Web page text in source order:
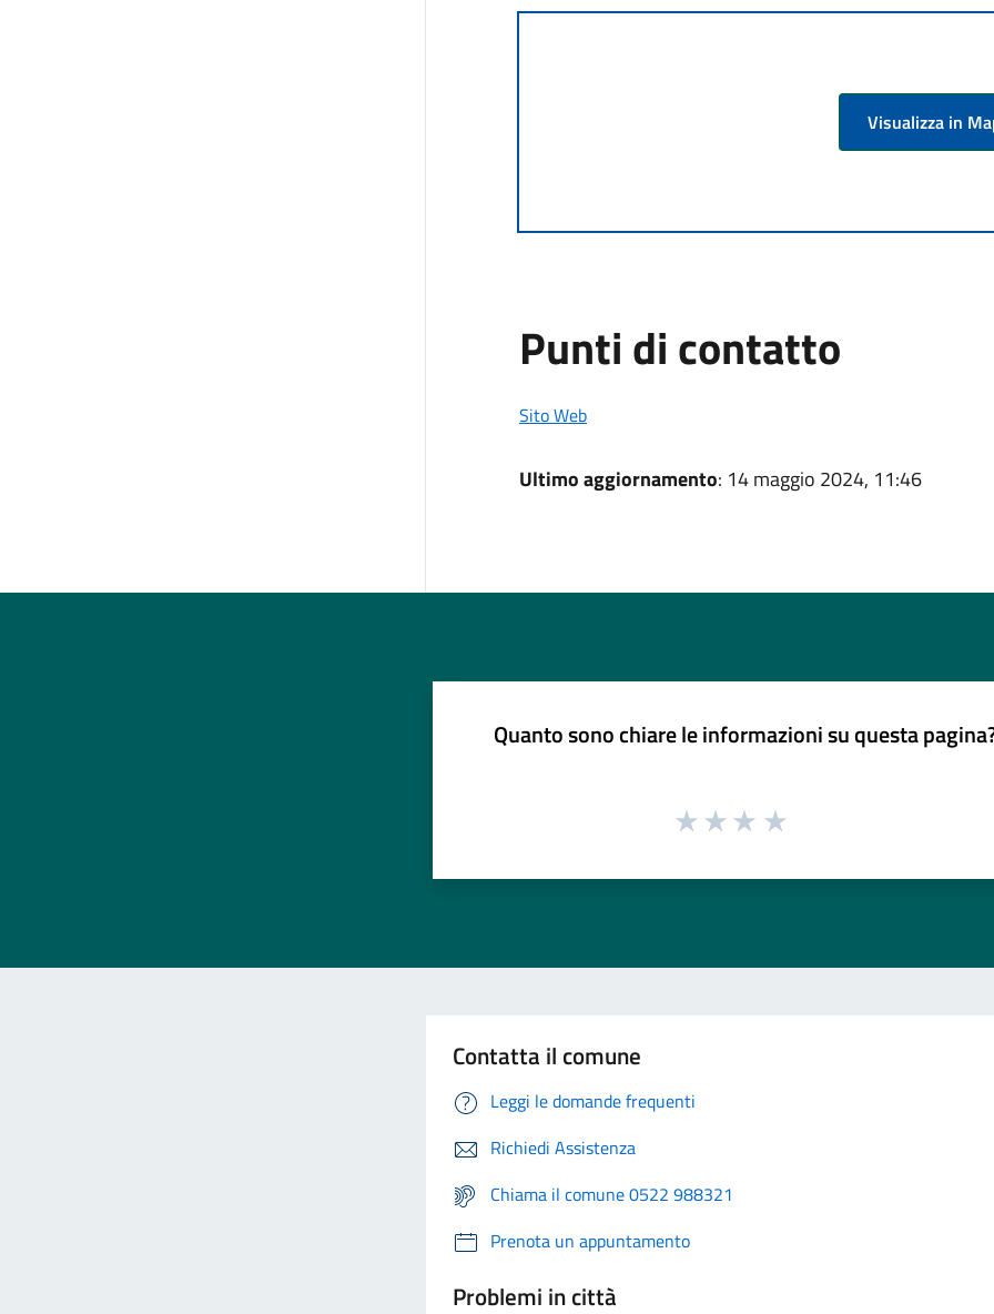
Visualizza in
Punti di contatto
Sito Web
Ultimo aggiornamento: 14 maggio 2024, 11:46
Quanto sono chiare le informazioni su questa
Contatta il comune
Leggi le domande frequenti
Richiedi Assistenza
Chiama il comune 0522 988321
Prenota un appuntamento
Problemi in città